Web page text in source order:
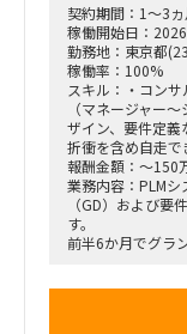
契約期間：1～3ヵ
稼働開始日：
勤務地：東京都
稼働率：100%
スキル：・コン
（マネージャー
ザイン、要件定
折衝を含め自走で
報酬金額：～150
業務内容：PLM
（GD）および要
す。
前半6か月でグラ